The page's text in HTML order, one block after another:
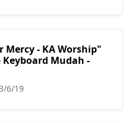
- KA Worship"
Mudah -
6/19